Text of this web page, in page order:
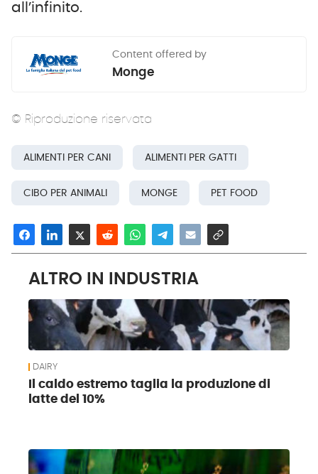
all’infinito.
Content offered by
Monge
© Riproduzione riservata
ALIMENTI PER CANI ALIMENTI PER GATTI
CIBO PER ANIMALI MONGE PET FOOD
ALTRO IN INDUSTRIA
DAIRY
Il caldo estremo taglia la produzione di
latte del 10%